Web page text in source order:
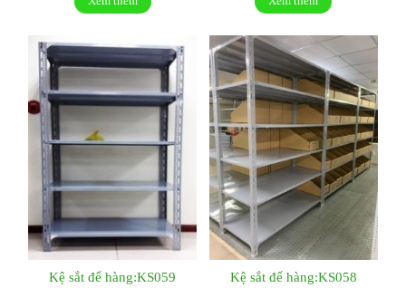
Kệ sắt để hàng:KS059 Kệ sắt để hàng:KS058